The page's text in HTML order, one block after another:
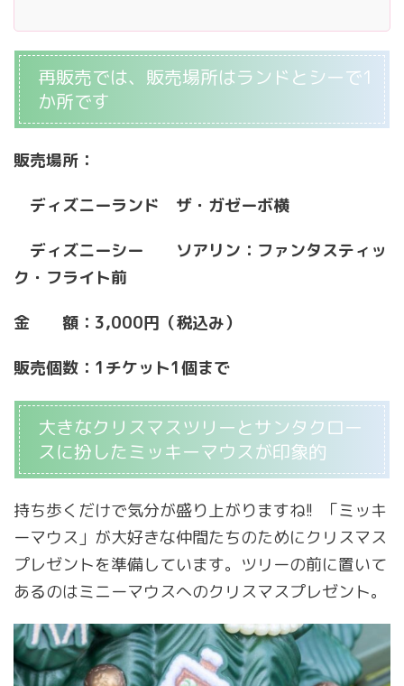
再販売では、販売場所はランドとシーで1
か所です
販売場所：
ディズニーランド ザ・ガゼーボ横
ディズニーシー ソアリン：ファンタスティッ
ク・フライト前
金 額：3,000円（税込み）
販売個数：1チケット1個まで
大きなクリスマスツリーとサンタクロー
スに扮したミッキーマウスが印象的
持ち歩くだけで気分が盛り上がりますね!! 「ミッキ
ーマウス」が大好きな仲間たちのためにクリスマス
プレゼントを準備しています。ツリーの前に置いて
あるのはミニーマウスへのクリスマスプレゼント。